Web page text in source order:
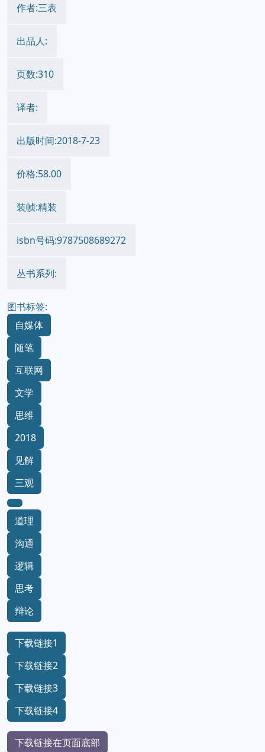
作者:三表
出品人:
页数:310
译者:
出版时间:2018-7-23
价格:58.00
装帧:精装
isbn号码:9787508689272
丛书系列:
图书标签:
自媒体
随笔
互联网
文学
思维
2018
见解
三观
道理
沟通
逻辑
思考
辩论
下载链接1
下载链接2
下载链接3
下载链接4
下载链接在页面底部